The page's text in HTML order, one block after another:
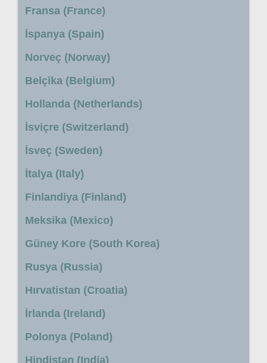
Fransa (France)
İspanya (Spain)
Norveç (Norway)
Belçika (Belgium)
Hollanda (Netherlands)
İsviçre (Switzerland)
İsveç (Sweden)
İtalya (Italy)
Finlandiya (Finland)
Meksika (Mexico)
Güney Kore (South Korea)
Rusya (Russia)
Hırvatistan (Croatia)
İrlanda (Ireland)
Polonya (Poland)
Hindistan (India)